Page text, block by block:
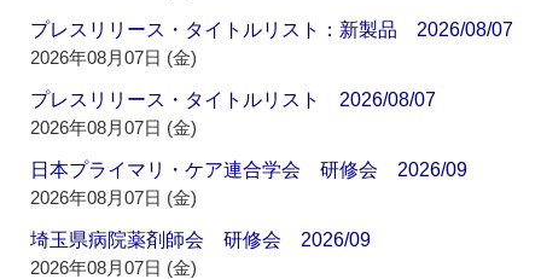
プレスリリース・タイトルリスト：新製品 2026/08/07
2026年08月07日 (金)
プレスリリース・タイトルリスト 2026/08/07
2026年08月07日 (金)
日本プライマリ・ケア連合学会 研修会 2026/09
2026年08月07日 (金)
埼玉県病院薬剤師会 研修会 2026/09
2026年08月07日 (金)